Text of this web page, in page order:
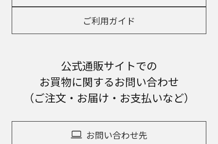
ご利用ガイド
公式通販サイトでの
お買物に関するお問い合わせ
（ご注文・お届け・お支払いなど）
お問い合わせ先